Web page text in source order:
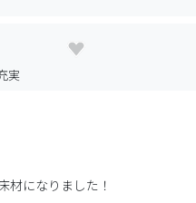
実
になりました！